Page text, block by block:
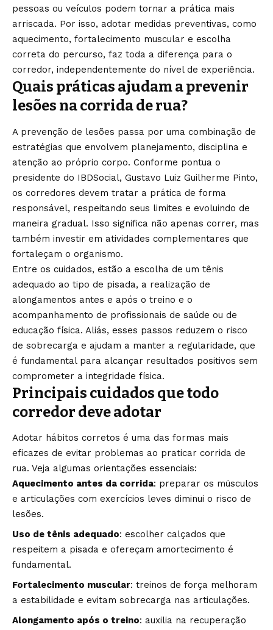
pessoas ou veículos podem tornar a prática mais
arriscada. Por isso, adotar medidas preventivas, como
aquecimento, fortalecimento muscular e escolha
correta do percurso, faz toda a diferença para o
corredor, independentemente do nível de experiência.
Quais práticas ajudam a prevenir
lesões na corrida de rua?
A prevenção de lesões passa por uma combinação de
estratégias que envolvem planejamento, disciplina e
atenção ao próprio corpo. Conforme pontua o
presidente do IBDSocial, Gustavo Luiz Guilherme Pinto,
os corredores devem tratar a prática de forma
responsável, respeitando seus limites e evoluindo de
maneira gradual. Isso significa não apenas correr, mas
também investir em atividades complementares que
fortaleçam o organismo.
Entre os cuidados, estão a escolha de um tênis
adequado ao tipo de pisada, a realização de
alongamentos antes e após o treino e o
acompanhamento de profissionais de saúde ou de
educação física. Aliás, esses passos reduzem o risco
de sobrecarga e ajudam a manter a regularidade, que
é fundamental para alcançar resultados positivos sem
comprometer a integridade física.
Principais cuidados que todo
corredor deve adotar
Adotar hábitos corretos é uma das formas mais
eficazes de evitar problemas ao praticar corrida de
rua. Veja algumas orientações essenciais:
Aquecimento antes da corrida: preparar os músculos
e articulações com exercícios leves diminui o risco de
lesões.
Uso de tênis adequado: escolher calçados que
respeitem a pisada e ofereçam amortecimento é
fundamental.
Fortalecimento muscular: treinos de força melhoram
a estabilidade e evitam sobrecarga nas articulações.
Alongamento após o treino: auxilia na recuperação